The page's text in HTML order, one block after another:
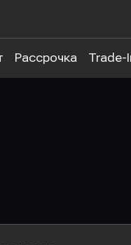
Рассрочка Trade-